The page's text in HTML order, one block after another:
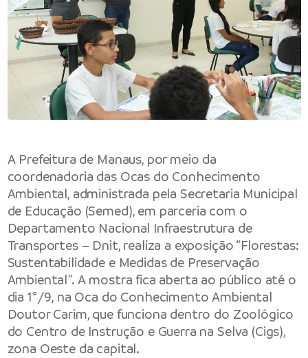
A Prefeitura de Manaus, por meio da
coordenadoria das Ocas do Conhecimento
Ambiental, administrada pela Secretaria Municipal
de Educação (Semed), em parceria com o
Departamento Nacional Infraestrutura de
Transportes – Dnit, realiza a exposição “Florestas:
Sustentabilidade e Medidas de Preservação
Ambiental”. A mostra fica aberta ao público até o
dia 1°/9, na Oca do Conhecimento Ambiental
Doutor Carim, que funciona dentro do Zoológico
do Centro de Instrução e Guerra na Selva (Cigs),
zona Oeste da capital.